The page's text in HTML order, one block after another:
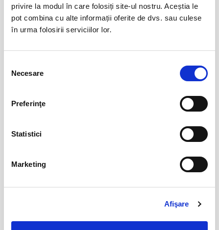
privire la modul în care folosiți site-ul nostru. Aceștia le
pot combina cu alte informații oferite de dvs. sau culese
în urma folosirii serviciilor lor.
consimțământului
Necesare
Preferinţe
Statistici
Marketing
Afişare
Va rugam sa respectati orele de acces in sala de spectacol sau in locul
de desfasurare a evenimentului inscriptionate pe bilet, pentru a evita
aglomerarea pe caile de acces sau deranjarea celorlalti spectatori
iun
iun